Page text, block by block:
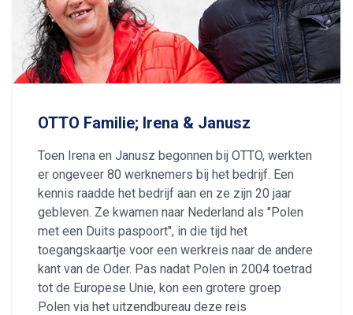
OTTO Familie; Irena & Janusz
Toen Irena en Janusz begonnen bij OTTO, werkten
er ongeveer 80 werknemers bij het bedrijf. Een
kennis raadde het bedrijf aan en ze zijn 20 jaar
gebleven. Ze kwamen naar Nederland als "Polen
met een Duits paspoort", in die tijd het
toegangskaartje voor een werkreis naar de andere
kant van de Oder. Pas nadat Polen in 2004 toetrad
tot de Europese Unie, kon een grotere groep
Polen via het uitzendbureau deze reis